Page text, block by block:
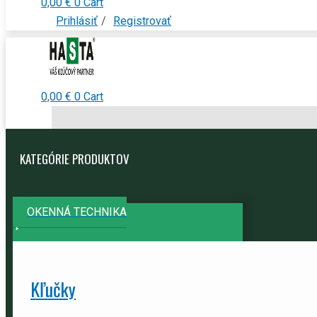
Prihlásiť / Registrovať
0,00 € 0 Cart
KATEGÓRIE PRODUKTOV
OKENNÁ TECHNIKA
Kľučky